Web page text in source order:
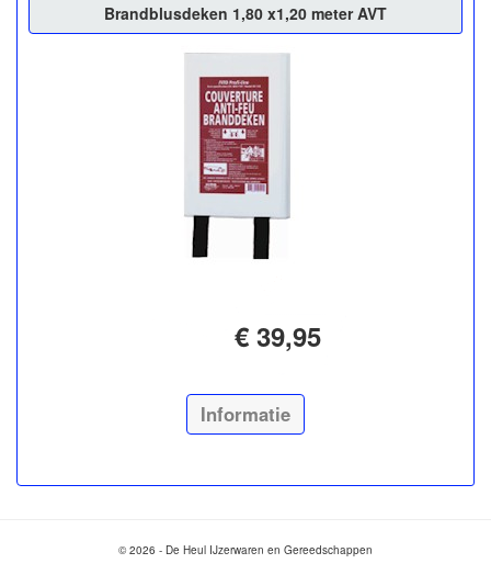
Brandblusdeken 1,80 x1,20 meter AVT
€ 39,95
Informatie
© 2026 - De Heul IJzerwaren en Gereedschappen